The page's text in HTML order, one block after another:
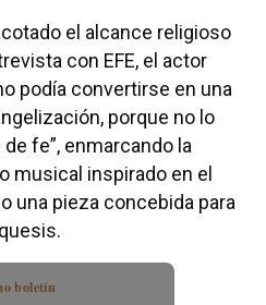
el alcance religioso
con EFE, el actor
podía convertirse en una
porque no lo
fe”, enmarcando la
musical inspirado en el
una pieza concebida para
boletín